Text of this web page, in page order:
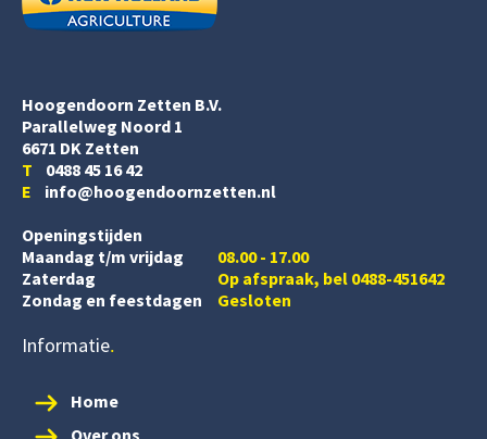
Hoogendoorn Zetten B.V.
Parallelweg Noord 1
6671 DK Zetten
T 0488 45 16 42
E info@hoogendoornzetten.nl
Openingstijden
Maandag t/m vrijdag
08.00 - 17.00
Zaterdag
Op afspraak, bel 0488-451642
Zondag en feestdagen
Gesloten
Informatie
Home
Over ons